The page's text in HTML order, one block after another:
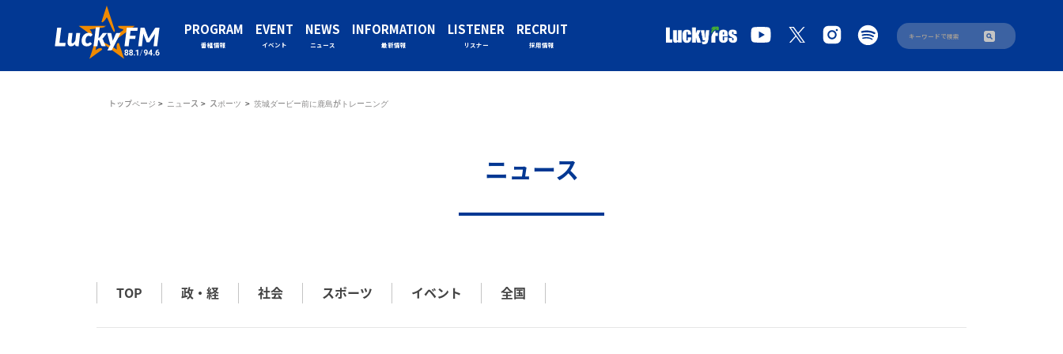
PROGRAM
番組情報
EVENT
イベント
NEWS
ニュース
INFORMATION
最新情報
LISTENER
リスナー
RECRUIT
採用情報
トップページ ニュース スポーツ 茨城ダービー前に鹿島がトレーニング
ニュース
TOP 政・経 社会 スポーツ イベント 全国